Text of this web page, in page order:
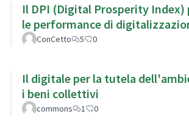
Il DPI (Digital Prosperity Index)
le performance di
ConCetto 5 0
Il digitale per la tutela
i beni collettivi
commons 1 0